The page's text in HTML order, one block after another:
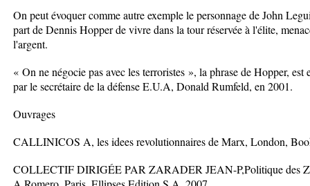
On peut évoquer comme autre exemple le personnage de John
part de Dennis Hopper de vivre dans la tour réservée à l'élite,
l'argent.
« On ne négocie pas avec les terroristes », la phrase de Hopper,
par le secrétaire de la défense E.U.A, Donald Rumfeld, en 2001.
Ouvrages
CALLINICOS A, les idees revolutionnaires de Marx, London,
COLLECTIF DIRIGÉE PAR ZARADER JEAN-P,Politique des